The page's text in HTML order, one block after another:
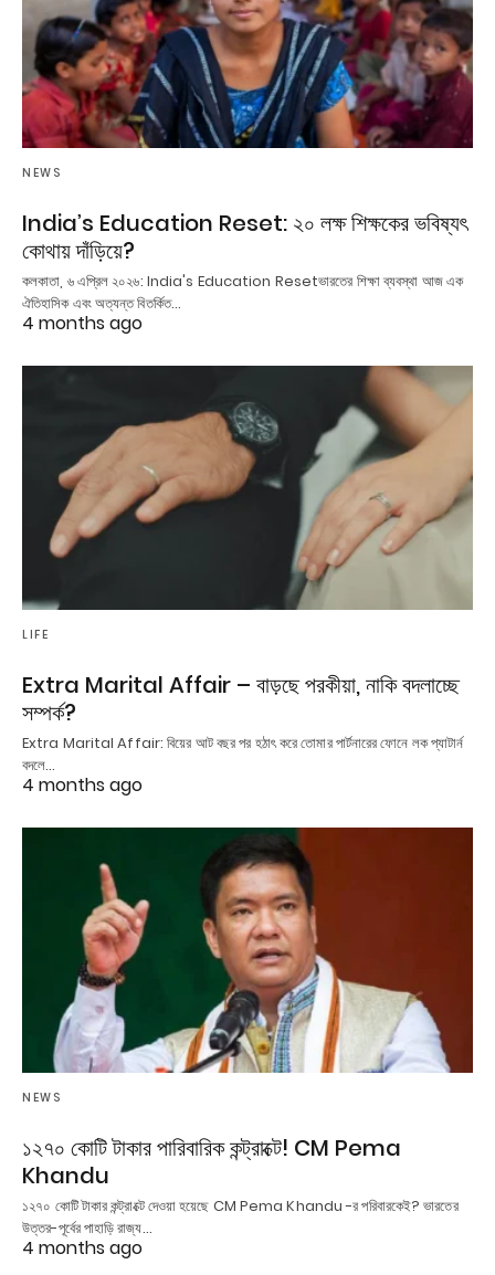
NEWS
India’s Education Reset: ২০ লক্ষ শিক্ষকের ভবিষ্যৎ
কোথায় দাঁড়িয়ে?
কলকাতা, ৬ এপ্রিল ২০২৬: India's Education Resetভারতের শিক্ষা ব্যবস্থা আজ এক
ঐতিহাসিক এবং অত্যন্ত বিতর্কিত…
4 months ago
LIFE
Extra Marital Affair – বাড়ছে পরকীয়া, নাকি বদলাচ্ছে
সম্পর্ক?
Extra Marital Affair: বিয়ের আট বছর পর হঠাৎ করে তোমার পার্টনারের ফোনে লক প্যাটার্ন
বদলে…
4 months ago
NEWS
১২৭০ কোটি টাকার পারিবারিক কন্ট্রাক্টে! CM Pema
Khandu
১২৭০ কোটি টাকার কন্ট্রাক্টে দেওয়া হয়েছে CM Pema Khandu -র পরিবারকেই? ভারতের
উত্তর-পূর্বের পাহাড়ি রাজ্য…
4 months ago